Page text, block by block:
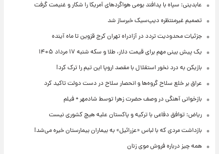
عابدینی: سپاه با پدافند بومی هواگردهای آمریکا را شکار و غنیمت گرفت
تصمیم غیرمنتظره دیپ‌سیک خبرساز شد
جزئیات محدودیت تردد در آزادراه تهران کرج قزوین تا ماه آینده
یک پیش ‌بینی مهم برای قیمت دلار، طلا و سکه شنبه ۱۷ مرداد ۱۴۰۵
بازیکن به درد نخور استقلال با مقصد اروپا این تیم را ترک کرد!
عراق بر خلع سلاح گروه‌ها و انحصار سلاح در دست دولت تاکید کرد
بازخوانی آهنگی در وصف حضرت زهرا توسط شادمهر + فیلم
ریاض: توافق دفاعی با ترکیه و پاکستان علیه هیچ کشوری نیست
بازداشت مردی که با لباس «عزرائیل» به بیماران بیمارستان خیره می‌شد!
همه چیز درباره فروش موی زنان